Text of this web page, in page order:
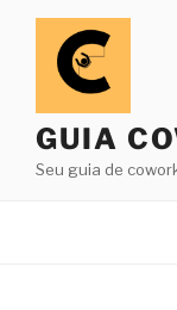
Pular
conteúdo
GUIA
Seu guia de